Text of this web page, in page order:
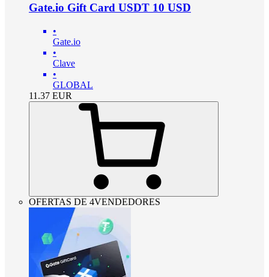
Gate.io Gift Card USDT 10 USD
•
Gate.io
•
Clave
•
GLOBAL
11.37 EUR
OFERTAS DE 4VENDEDORES